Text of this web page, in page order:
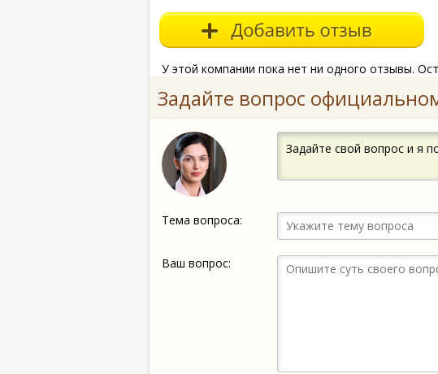
У этой компании пока нет ни одного отзывы.
Задайте вопрос
Задайте свой вопрос и я
Тема вопроса:
Ваш вопрос: